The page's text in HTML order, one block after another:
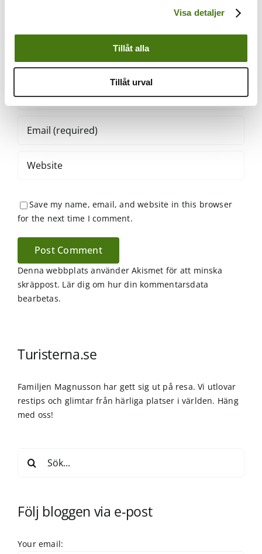
Visa detaljer
Tillåt alla
Tillåt urval
Save my name, email, and website in this browser
for the next time I comment.
Denna webbplats använder Akismet för att minska
skräppost. Lär dig om hur din kommentarsdata
bearbetas.
Turisterna.se
Familjen Magnusson har gett sig ut på resa. Vi utlovar
restips och glimtar från härliga platser i världen. Häng
med oss!
efter:
Följ bloggen via e-post
Your email: